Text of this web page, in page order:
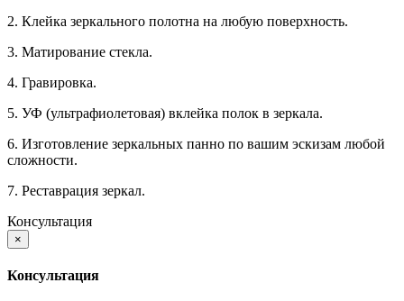
2. Клейка зеркального полотна на любую поверхность.
3. Матирование стекла.
4. Гравировка.
5. УФ (ультрафиолетовая) вклейка полок в зеркала.
6. Изготовление зеркальных панно по вашим эскизам любой
сложности.
7. Реставрация зеркал.
Консультация
×
Консультация